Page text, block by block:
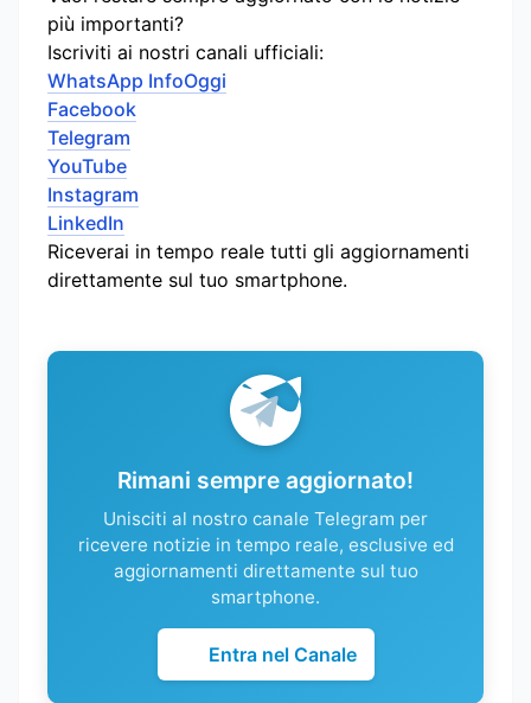
più importanti?
Iscriviti ai nostri canali ufficiali:
WhatsApp InfoOggi
Facebook
Telegram
YouTube
Instagram
LinkedIn
Riceverai in tempo reale tutti gli aggiornamenti
direttamente sul tuo smartphone.
Rimani sempre aggiornato!
Unisciti al nostro canale Telegram per
ricevere notizie in tempo reale, esclusive ed
aggiornamenti direttamente sul tuo
smartphone.
Entra nel Canale